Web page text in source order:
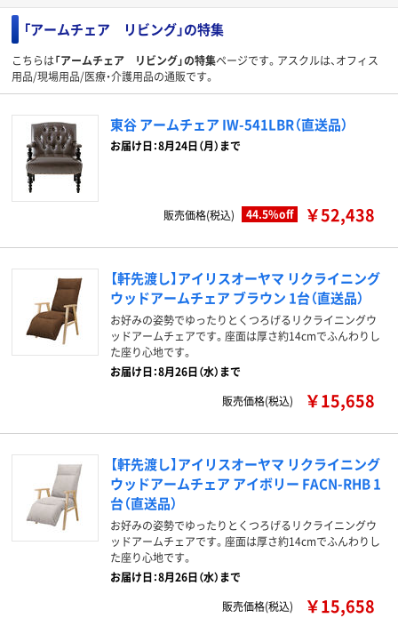
「アームチェア リビング」の特集
こちらは「アームチェア リビング」の特集ページです。アスクルは、オフィス
用品/現場用品/医療・介護用品の通販です。
東谷 アームチェア IW-541LBR（直送品）
お届け日：8月24日（月）まで
販売価格(税込) 44.5%off ￥52,438
【軒先渡し】アイリスオーヤマ リクライニング
ウッドアームチェア ブラウン 1台（直送品）
お好みの姿勢でゆったりとくつろげるリクライニングウ
ッドアームチェアです。座面は厚さ約14cmでふんわりし
た座り心地です。
お届け日：8月26日（水）まで
販売価格(税込)
￥15,658
【軒先渡し】アイリスオーヤマ リクライニング
ウッドアームチェア アイボリー FACN-RHB 1
台（直送品）
お好みの姿勢でゆったりとくつろげるリクライニングウ
ッドアームチェアです。座面は厚さ約14cmでふんわりし
た座り心地です。
お届け日：8月26日（水）まで
販売価格(税込)
￥15,658